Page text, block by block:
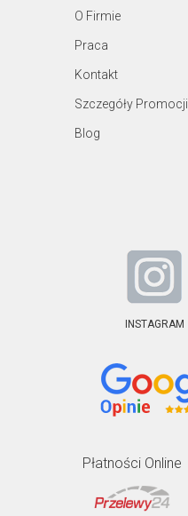
O Firmie
Praca
Kontakt
Szczegóły Promocji
Blog
INSTAGRAM
Płatności Online